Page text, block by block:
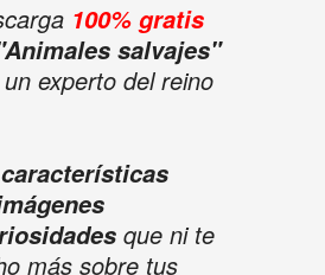
100% gratis
salvajes"
experto del reino
características
que ni te
más sobre tus